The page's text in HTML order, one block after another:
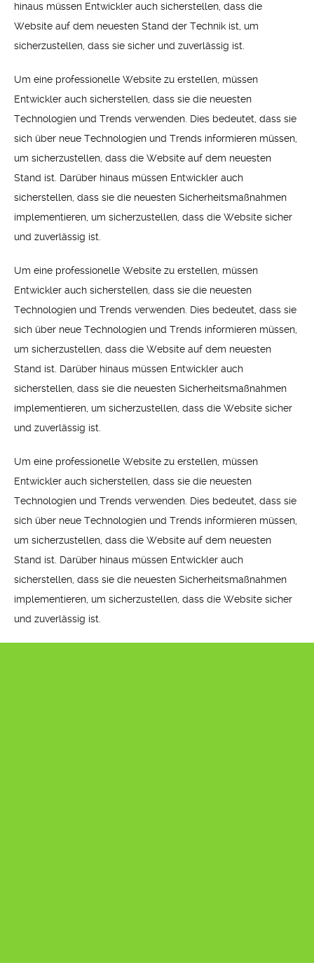
hinaus müssen Entwickler auch sicherstellen, dass die
Website auf dem neuesten Stand der Technik ist, um
sicherzustellen, dass sie sicher und zuverlässig ist.
Um eine professionelle Website zu erstellen, müssen
Entwickler auch sicherstellen, dass sie die neuesten
Technologien und Trends verwenden. Dies bedeutet, dass sie
sich über neue Technologien und Trends informieren müssen,
um sicherzustellen, dass die Website auf dem neuesten
Stand ist. Darüber hinaus müssen Entwickler auch
sicherstellen, dass sie die neuesten Sicherheitsmaßnahmen
implementieren, um sicherzustellen, dass die Website sicher
und zuverlässig ist.
Um eine professionelle Website zu erstellen, müssen
Entwickler auch sicherstellen, dass sie die neuesten
Technologien und Trends verwenden. Dies bedeutet, dass sie
sich über neue Technologien und Trends informieren müssen,
um sicherzustellen, dass die Website auf dem neuesten
Stand ist. Darüber hinaus müssen Entwickler auch
sicherstellen, dass sie die neuesten Sicherheitsmaßnahmen
implementieren, um sicherzustellen, dass die Website sicher
und zuverlässig ist.
Um eine professionelle Website zu erstellen, müssen
Entwickler auch sicherstellen, dass sie die neuesten
Technologien und Trends verwenden. Dies bedeutet, dass sie
sich über neue Technologien und Trends informieren müssen,
um sicherzustellen, dass die Website auf dem neuesten
Stand ist. Darüber hinaus müssen Entwickler auch
sicherstellen, dass sie die neuesten Sicherheitsmaßnahmen
implementieren, um sicherzustellen, dass die Website sicher
und zuverlässig ist.